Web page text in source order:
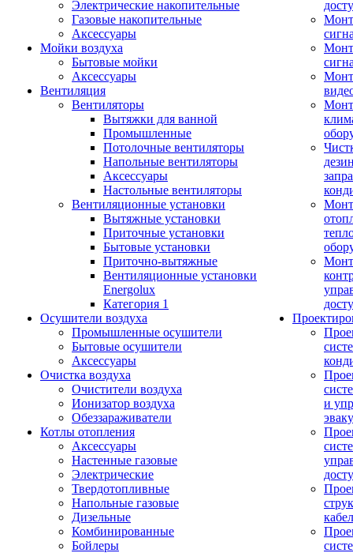
Электрические накопительные
Газовые накопительные
Аксессуары
Мойки воздуха
Бытовые мойки
Аксессуары
Вентиляция
Вентиляторы
Вытяжки для ванной
Промышленные
Потолочные вентиляторы
Напольные вентиляторы
Аксессуары
Настольные вентиляторы
Вентиляционные установки
Вытяжные установки
Приточные установки
Бытовые установки
Приточно-вытяжные
Вентиляционные установки
Energolux
Категория 1
Осушители воздуха
Промышленные осушители
Бытовые осушители
Аксессуары
Очистка воздуха
Очистители воздуха
Ионизатор воздуха
Обеззараживатели
Котлы отопления
Аксессуары
Настенные газовые
Электрические
Твердотопливные
Напольные газовые
Дизельные
Комбинированные
Бойлеры
и